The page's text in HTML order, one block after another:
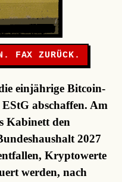
FAX ZURÜCK.
einjährige Bitcoin-
abschaffen. Am
Kabinett den
2027
Kryptowerte
werden, nach